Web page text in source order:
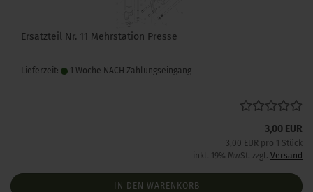
Ersatzteil Nr. 11 Mehrstation Presse
Lieferzeit: 1 Woche NACH Zahlungseingang
3,00 EUR
3,00 EUR pro 1 Stück
inkl. 19% MwSt. zzgl. Versand
IN DEN WARENKORB